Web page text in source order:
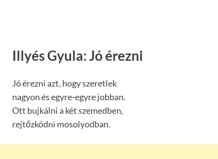
Illyés Gyula: Jó érezni
Jó érezni azt, hogy szeretlek
nagyon és egyre-egyre jobban.
Ott bujkálni a két szemedben,
rejtőzködni mosolyodban.